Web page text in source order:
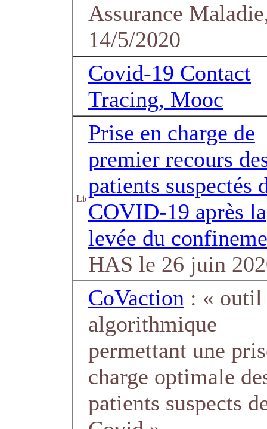
Assurance
14/5/2020
Covid-19 Contact
Tracing, Mooc
Prise en charge de
premier recours
patients suspectés
COVID-19 après la
levée du
HAS le 26 juin
CoVaction : « outil
algorithmique
permettant une
charge optimale
patients suspects